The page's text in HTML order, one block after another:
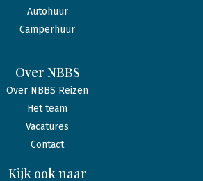
Autohuur
Camperhuur
Over NBBS
Over NBBS Reizen
Het team
Vacatures
Contact
Kijk ook naar